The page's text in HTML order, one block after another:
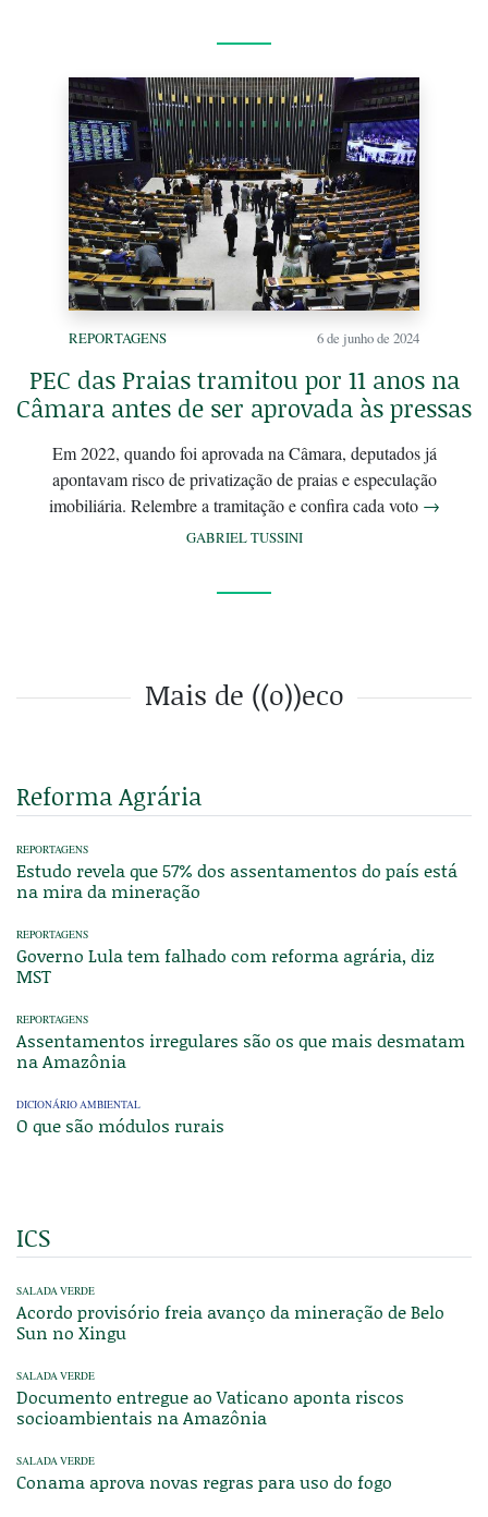
REPORTAGENS 6 de junho de 2024
PEC das Praias tramitou por 11 anos na
Câmara antes de ser aprovada às pressas
Em 2022, quando foi aprovada na Câmara, deputados já
apontavam risco de privatização de praias e especulação
imobiliária. Relembre a tramitação e confira cada voto →
GABRIEL TUSSINI
Mais de ((o))eco
Reforma Agrária
REPORTAGENS
Estudo revela que 57% dos assentamentos do país está
na mira da mineração
REPORTAGENS
Governo Lula tem falhado com reforma agrária, diz
MST
REPORTAGENS
Assentamentos irregulares são os que mais desmatam
na Amazônia
DICIONÁRIO AMBIENTAL
O que são módulos rurais
ICS
SALADA VERDE
Acordo provisório freia avanço da mineração de Belo
Sun no Xingu
SALADA VERDE
Documento entregue ao Vaticano aponta riscos
socioambientais na Amazônia
SALADA VERDE
Conama aprova novas regras para uso do fogo